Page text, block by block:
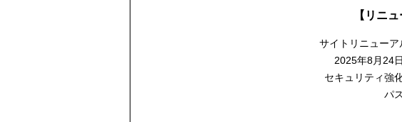
【リニ
サイトリニューア
2025年8月24
セキュリティ強
パ